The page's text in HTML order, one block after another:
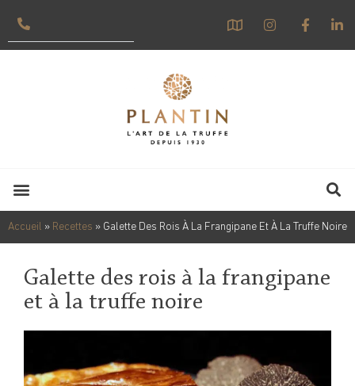
Accueil » Recettes » Galette Des Rois À La Frangipane Et À La Truffe Noire
Galette des rois à la frangipane
et à la truffe noire